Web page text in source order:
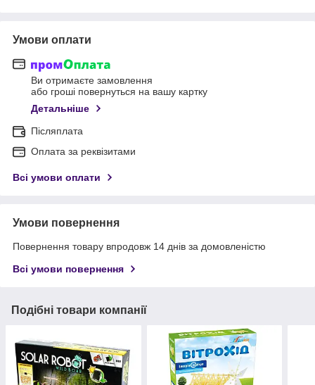
Умови оплати
Ви отримаєте замовлення
або гроші повернуться на вашу картку
Детальніше
Післяплата
Оплата за реквізитами
Всі умови оплати
Умови повернення
Повернення товару впродовж 14 днів за домовленістю
Всі умови повернення
Подібні товари компанії